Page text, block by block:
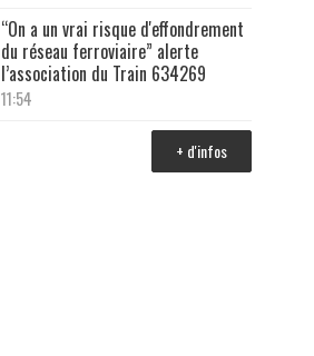
“On a un vrai risque d'effondrement
du réseau ferroviaire” alerte
l’association du Train 634269
11:54
+ d'infos